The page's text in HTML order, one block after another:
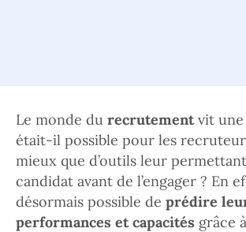
Le monde du recrutementvit une
était-il possible pour les
mieux que d’outils leur
candidat avant de l’engager ? En
désormais possible de prédire
performances et capacités grâce